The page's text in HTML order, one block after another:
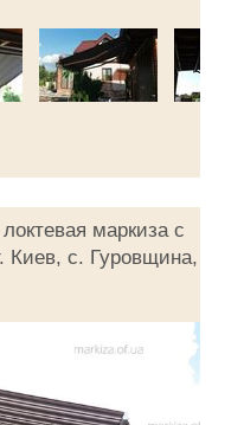
маркиза с
Киев, с. Гуровщина,